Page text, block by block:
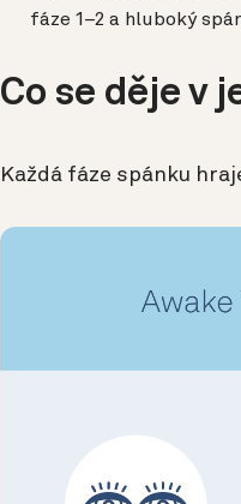
fáze 1–2 a hluboký
Co se děje v
Každá fáze spánku